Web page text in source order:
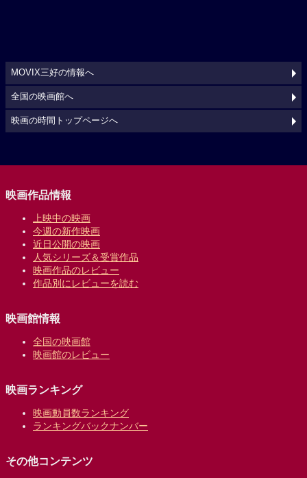
MOVIX三好の情報へ
全国の映画館へ
映画の時間トップページへ
映画作品情報
上映中の映画
今週の新作映画
近日公開の映画
人気シリーズ＆受賞作品
映画作品のレビュー
作品別にレビューを読む
映画館情報
全国の映画館
映画館のレビュー
映画ランキング
映画動員数ランキング
ランキングバックナンバー
その他コンテンツ